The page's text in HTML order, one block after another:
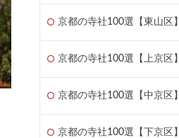
京都の寺社100選【東山区】
京都の寺社100選【上京区】
京都の寺社100選【中京区】
京都の寺社100選【下京区】